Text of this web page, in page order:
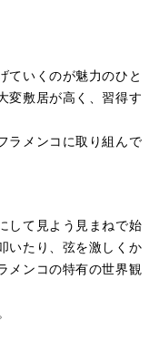
ていくのが魅力のひと
変敷居が高く、習得す
ラメンコに取り組んで
して見よう見まねで始
いたり、弦を激しくか
メンコの特有の世界観